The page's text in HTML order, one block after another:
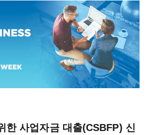
한 사업자금 대출(CSBFP) 신